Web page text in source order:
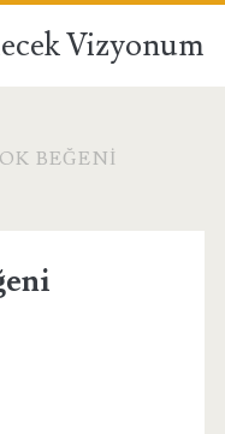
Vizyonum
BEĞENI